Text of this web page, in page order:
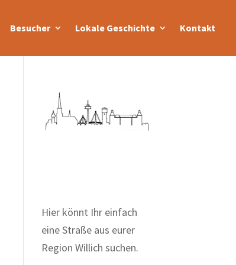
Besucher Lokale Geschichte Kontakt
Hier könnt Ihr einfach
eine Straße aus eurer
Region Willich suchen.